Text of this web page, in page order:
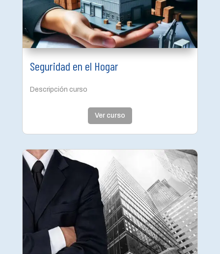
Seguridad en el Hogar
Descripción curso
Ver curso